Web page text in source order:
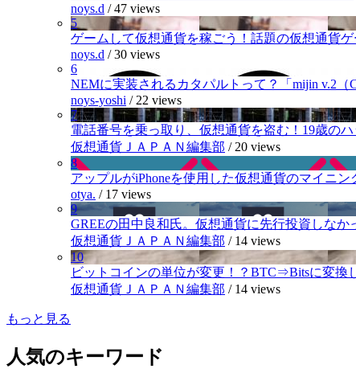
noys.d /47 views
5
ゲームして仮想通貨を稼ごう！話題の仮想通貨ゲ
noys.d /30 views
6
NEMに実装されるカタパルトって？「mijin v.2（
noys-yoshi / 22 views
7
電話番号を乗っ取り、仮想通貨を盗む！19歳の
仮想通貨ＪＡＰＡＮ編集部 / 20 views
8
アップルがiPhoneを使用した仮想通貨のマイニン
otya. / 17 views
9
GREEの田中良和氏。仮想通貨に先行投資しなか
仮想通貨ＪＡＰＡＮ編集部 / 14 views
10
ビットコインの単位が変更！？BTC⇒Bitsに変換
仮想通貨ＪＡＰＡＮ編集部 / 14 views
もっと見る
人気のキーワード